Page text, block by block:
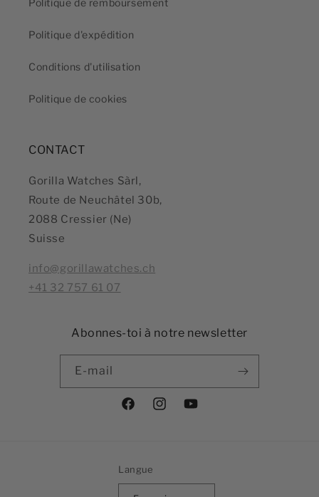
Politique de remboursement
Politique d'expédition
Conditions d'utilisation
Politique de cookies
CONTACT
Gorilla Watches Sàrl,
Route de Neuchâtel 30b,
2088 Cressier (Ne)
Suisse
info@gorillawatches.ch
+41 32 757 61 07
Abonnes-toi à notre newsletter
E-mail
FacebookInstagramYouTube
Langue